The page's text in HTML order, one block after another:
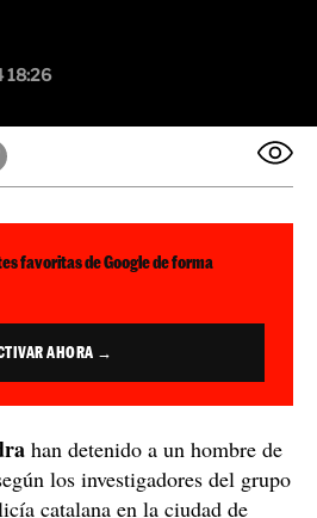
18:26
favoritas de Google de forma
AHORA →
han detenido a un hombre de
los investigadores del grupo
catalana en la ciudad de